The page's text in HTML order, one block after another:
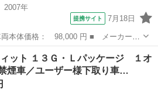
2007年
提携サイト 7月18日
ィット ■ グレード名： Ｌ スマキ
ト ■ 排気量： 1300cc ■ ドア枚
ット １３Ｇ・Ｌパッケージ １オ
煙車／ユーザー様下取り車…